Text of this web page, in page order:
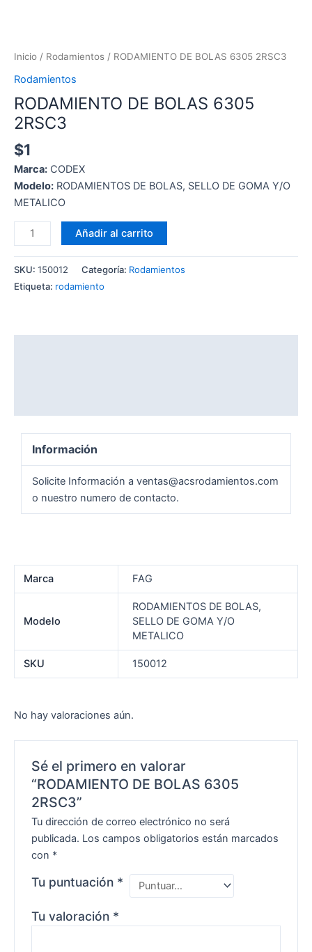
Inicio / Rodamientos / RODAMIENTO DE BOLAS 6305 2RSC3
Rodamientos
RODAMIENTO DE BOLAS 6305
2RSC3
$1
Marca: CODEX
Modelo: RODAMIENTOS DE BOLAS, SELLO DE GOMA Y/O
METALICO
Añadir al carrito
SKU: 150012 Categoría: Rodamientos
Etiqueta: rodamiento
Información
Solicite Información a ventas@acsrodamientos.com
o nuestro numero de contacto.
Marca FAG
Modelo
RODAMIENTOS DE BOLAS,
SELLO DE GOMA Y/O
METALICO
SKU 150012
No hay valoraciones aún.
Sé el primero en valorar
“RODAMIENTO DE BOLAS 6305
2RSC3”
Tu dirección de correo electrónico no será
publicada. Los campos obligatorios están marcados
con *
Tu puntuación *
Tu valoración *